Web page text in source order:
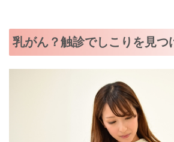
乳がん？触診でしこりを見つ